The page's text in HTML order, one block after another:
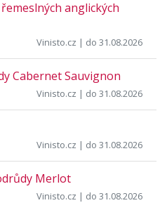
anglických
Vinisto.cz | do 31.08.2026
Cabernet Sauvignon
Vinisto.cz | do 31.08.2026
Vinisto.cz | do 31.08.2026
Merlot
Vinisto.cz | do 31.08.2026